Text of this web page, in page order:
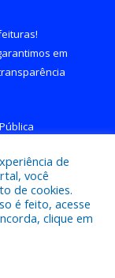
!
em
Brejo Grande do
de
você
de cookies.
é feito, acesse
clique em